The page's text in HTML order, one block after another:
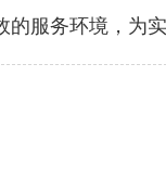
的服务环境，为